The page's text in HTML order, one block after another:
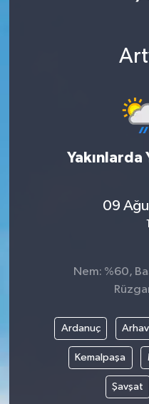
Yakınlarda
09
Nem: %60,
Ardanuç
Kemalpaşa
Şavşat